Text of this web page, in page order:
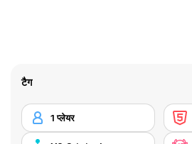
टैग
1 प्लेयर